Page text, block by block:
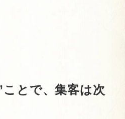
とで、集客は次